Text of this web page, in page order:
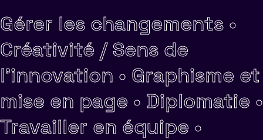
Gérer les changements •
Créativité / Sens de
l'innovation • Graphisme et
mise en page • Diplomatie •
Travailler en équipe •